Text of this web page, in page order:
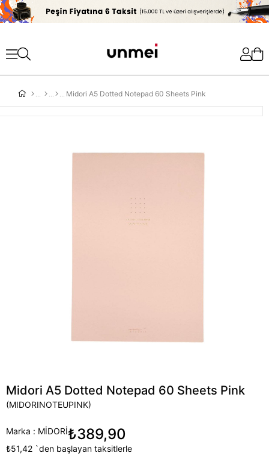
'
Midori A5 Dotted Notepad 60 Sheets Pink
Midori A5 Dotted Notepad 60 Sheets Pink
(MIDORINOTEUPINK)
Marka : MİDORİ₺389,90
₺51,42 `den başlayan taksitlerle